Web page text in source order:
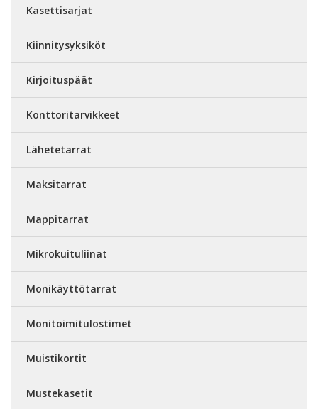
Kasettisarjat
Kiinnitysyksiköt
Kirjoituspäät
Konttoritarvikkeet
Lähetetarrat
Maksitarrat
Mappitarrat
Mikrokuituliinat
Monikäyttötarrat
Monitoimitulostimet
Muistikortit
Mustekasetit